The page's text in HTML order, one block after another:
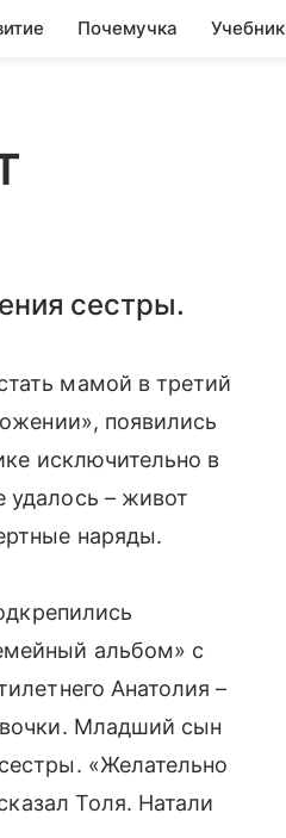
Почемучка Учебник
сестры.
мамой в третий
появились
исключительно в
удалось – живот
наряды.
альбом» с
Анатолия –
Младший сын
«Желательно
Толя. Натали